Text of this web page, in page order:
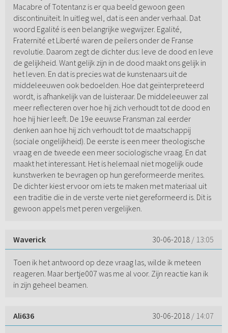
Macabre of Totentanz is er qua beeld gewoon geen
discontinuïteit. In uitleg wel, dat is een ander verhaal. Dat
woord Egalité is een belangrijke wegwijzer. Egalité,
Fraternité et Liberté waren de peilers onder de Franse
revolutie. Daarom zegt de dichter dus: leve de dood en leve
de gelijkheid. Want gelijk zijn in de dood maakt ons gelijk in
het leven. En dat is precies wat de kunstenaars uit de
middeleeuwen ook bedoelden. Hoe dat geïnterpreteerd
wordt, is afhankelijk van de luisteraar. De middeleeuwer zal
meer reflecteren over hoe hij zich verhoudt tot de dood en
hoe hij hier leeft. De 19e eeuwse Fransman zal eerder
denken aan hoe hij zich verhoudt tot de maatschappij
(sociale ongelijkheid). De eerste is een meer theologische
vraag en de tweede een meer sociologische vraag. En dat
maakt het interessant. Het is helemaal niet mogelijk oude
kunstwerken te bevragen op hun gereformeerde merites.
De dichter kiest ervoor om iets te maken met materiaal uit
een traditie die in de verste verte niet gereformeerd is. Dit is
gewoon appels met peren vergelijken.
Waverick 30-06-2018 / 13:05
Toen ik het antwoord op deze vraag las, wilde ik meteen
reageren. Maar bertje007 was me al voor. Zijn reactie kan ik
in zijn geheel beamen.
Ali636 30-06-2018 / 14:07